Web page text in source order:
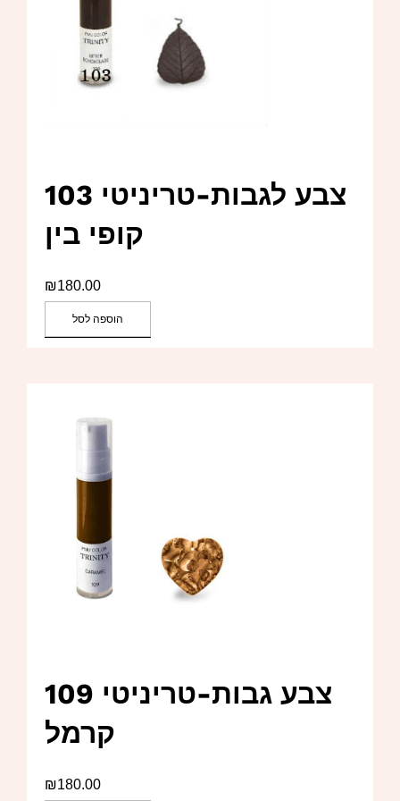
צבע לגבות-טריניטי 103
קופי בין
₪180.00
הוספה לסל
צבע גבות-טריניטי 109
קרמל
₪180.00